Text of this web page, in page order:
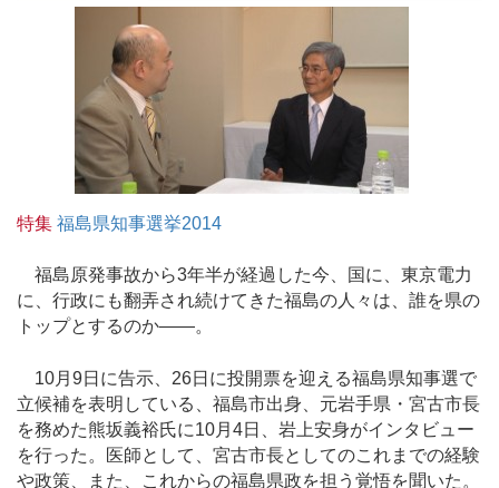
特集 福島県知事選挙2014
福島原発事故から3年半が経過した今、国に、東京電力
に、行政にも翻弄され続けてきた福島の人々は、誰を県の
トップとするのか――。
10月9日に告示、26日に投開票を迎える福島県知事選で
立候補を表明している、福島市出身、元岩手県・宮古市長
を務めた熊坂義裕氏に10月4日、岩上安身がインタビュー
を行った。医師として、宮古市長としてのこれまでの経験
や政策、また、これからの福島県政を担う覚悟を聞いた。